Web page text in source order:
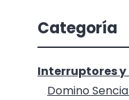
Categoría
Interruptores
Domino